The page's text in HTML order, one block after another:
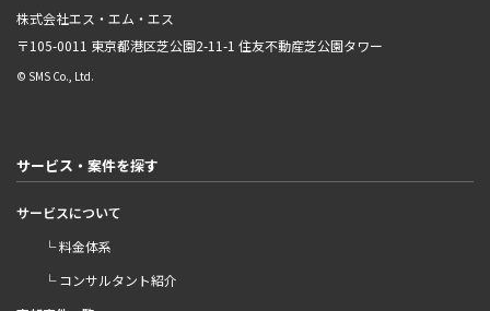
株式会社エス・エム・エス
〒105-0011 東京都港区芝公園2-11-1 住友不動産芝公園タワー
© SMS Co., Ltd.
サービス・案件を探す
サービスについて
└ 料金体系
└ コンサルタント紹介